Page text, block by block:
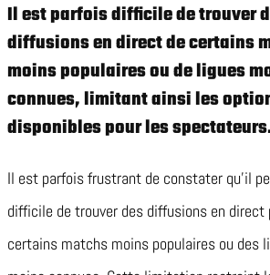
Il est parfois difficile de trouver
diffusions en direct de certains
moins populaires ou de ligues
connues, limitant ainsi les
disponibles pour les
Il est parfois frustrant de constater qu’il
difficile de trouver des diffusions en direct
certains matchs moins populaires ou des